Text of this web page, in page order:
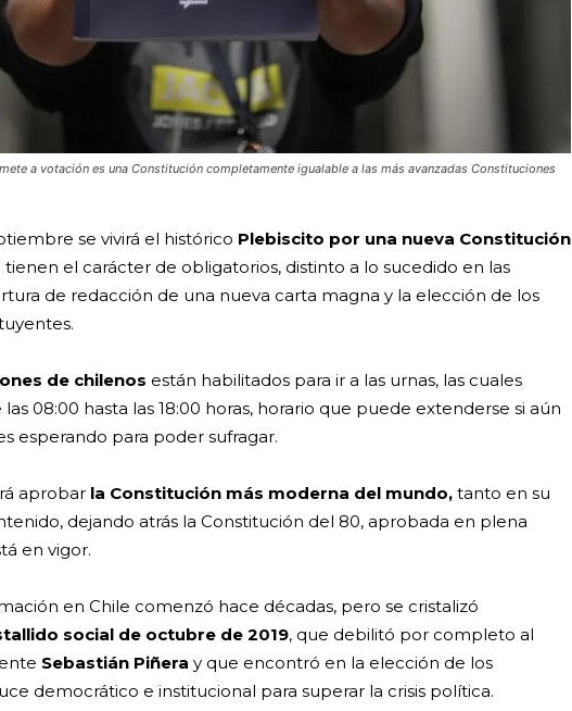
a votación es una Constitución completamente igualable a las más avanzadas Constituciones
se vivirá el histórico Plebiscito por una nueva Constitución
tienen el carácter de obligatorios, distinto a lo sucedido en las
de redacción de una nueva carta magna y la elección de los
de chilenos están habilitados para ir a las urnas, las cuales
08:00 hasta las 18:00 horas, horario que puede extenderse si aún
esperando para poder sufragar.
aprobar la Constitución más moderna del mundo, tanto en su
dejando atrás la Constitución del 80, aprobada en plena
en vigor.
en Chile comenzó hace décadas, pero se cristalizó
social de octubre de 2019, que debilitó por completo al
Sebastián Piñera y que encontró en la elección de los
democrático e institucional para superar la crisis política.